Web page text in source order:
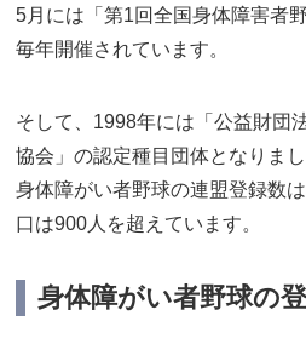
5月には「第1回全国身体障害者
毎年開催されています。
そして、1998年には「公益財団
協会」の認定種目団体となりまし
身体障がい者野球の連盟登録数
口は900人を超えています。
身体障がい者野球の